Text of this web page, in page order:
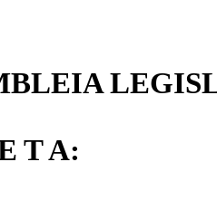
T A: